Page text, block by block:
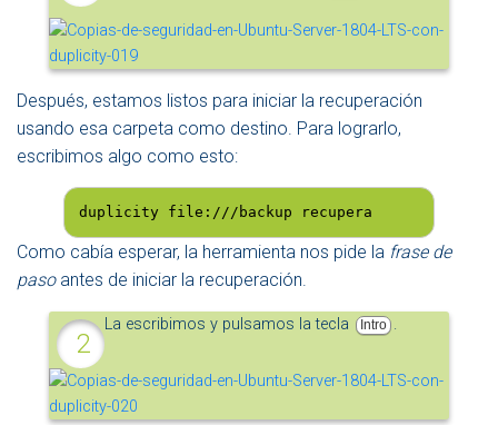
Después, estamos listos para iniciar la recuperación
usando esa carpeta como destino. Para lograrlo,
escribimos algo como esto:
duplicity file:///backup recupera
Como cabía esperar, la herramienta nos pide la frase de
pasoantes de iniciar la recuperación.
La escribimos y pulsamos la tecla Intro .